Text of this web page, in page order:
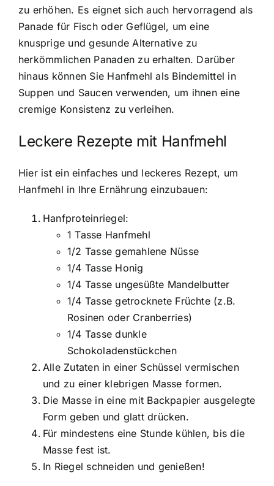
zu erhöhen. Es eignet sich auch hervorragend als
Panade für Fisch oder Geflügel, um eine
knusprige und gesunde Alternative zu
herkömmlichen Panaden zu erhalten. Darüber
hinaus können Sie Hanfmehl als Bindemittel in
Suppen und Saucen verwenden, um ihnen eine
cremige Konsistenz zu verleihen.
Leckere Rezepte mit Hanfmehl
Hier ist ein einfaches und leckeres Rezept, um
Hanfmehl in Ihre Ernährung einzubauen:
Hanfproteinriegel:
1 Tasse Hanfmehl
1/2 Tasse gemahlene Nüsse
1/4 Tasse Honig
1/4 Tasse ungesüßte Mandelbutter
1/4 Tasse getrocknete Früchte (z.B.
Rosinen oder Cranberries)
1/4 Tasse dunkle
Schokoladenstückchen
Alle Zutaten in einer Schüssel vermischen
und zu einer klebrigen Masse formen.
Die Masse in eine mit Backpapier ausgelegte
Form geben und glatt drücken.
Für mindestens eine Stunde kühlen, bis die
Masse fest ist.
In Riegel schneiden und genießen!